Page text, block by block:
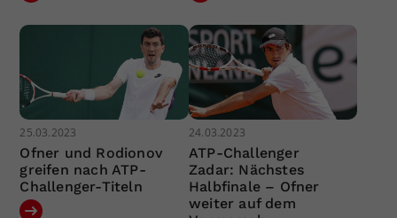
25.03.2023
Ofner und Rodionov
greifen nach ATP-
Challenger-Titeln
24.03.2023
ATP-Challenger
Zadar: Nächstes
Halbfinale – Ofner
weiter auf dem